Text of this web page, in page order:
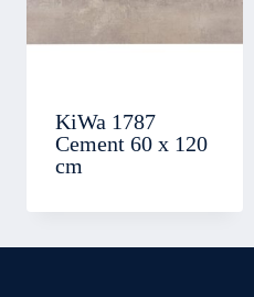
KiWa 1787
Cement 60 x 120
cm